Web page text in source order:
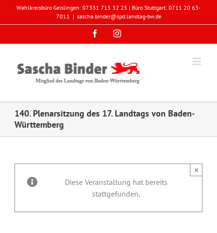
Wahlkreisbüro Geislingen: 07331 715 32 25 | Büro Stuttgart: 0711 20 63-
7011 | sascha.binder@spd.landtag-bw.de
FacebookInstagram
140. Plenarsitzung des 17. Landtags von Baden-
Württemberg
Diese Veranstaltung hat bereits
stattgefunden.
×